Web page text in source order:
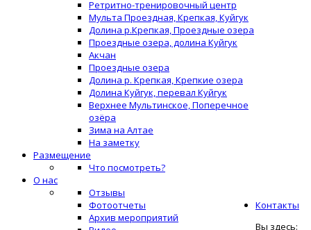
Ретритно-тренировочный центр
Мульта Проездная, Крепкая, Куйгук
Долина р.Крепкая, Проездные озера
Проездные озера, долина Куйгук
Акчан
Проездные озера
Долина р. Крепкая, Крепкие озера
Долина Куйгук, перевал Куйгук
Верхнее Мультинское, Поперечное
озёра
Зима на Алтае
На заметку
Размещение
Что посмотреть?
О нас
Отзывы
Фотоотчеты
Архив мероприятий
Контакты
Вы здесь: